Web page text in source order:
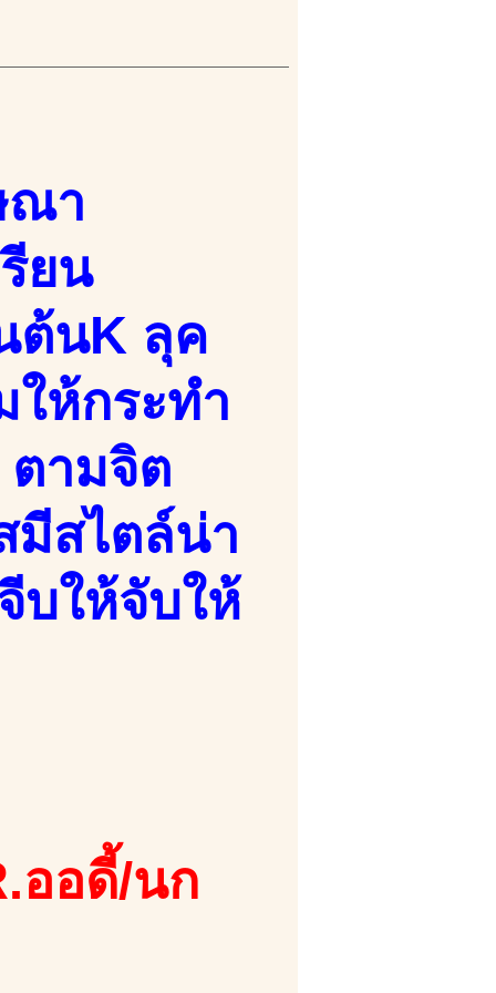
ณา
ยน
ต้นK ลุค
ให้กระทำ
ามจิต
มีสไตล์น่า
บให้จับให้
ออดี้/นก